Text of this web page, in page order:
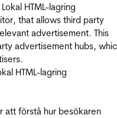
HTML-lagring
that allows third party
advertisement. This
advertisement hubs,
HTML-lagring
att förstå hur besökaren